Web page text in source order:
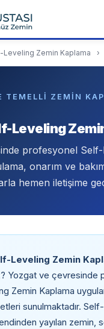
Leveling Zemin Kaplama ›
TEMELLI ZEMIN
Leveling
profesyonel
onarım ve
hemen iletişime
Leveling Zemin
Yozgat ve çevresinde
Zemin Kaplama
sunulmaktadır.
yayılan zemin,